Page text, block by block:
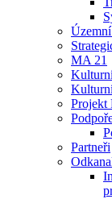
MA 21
Projekt
Partneři